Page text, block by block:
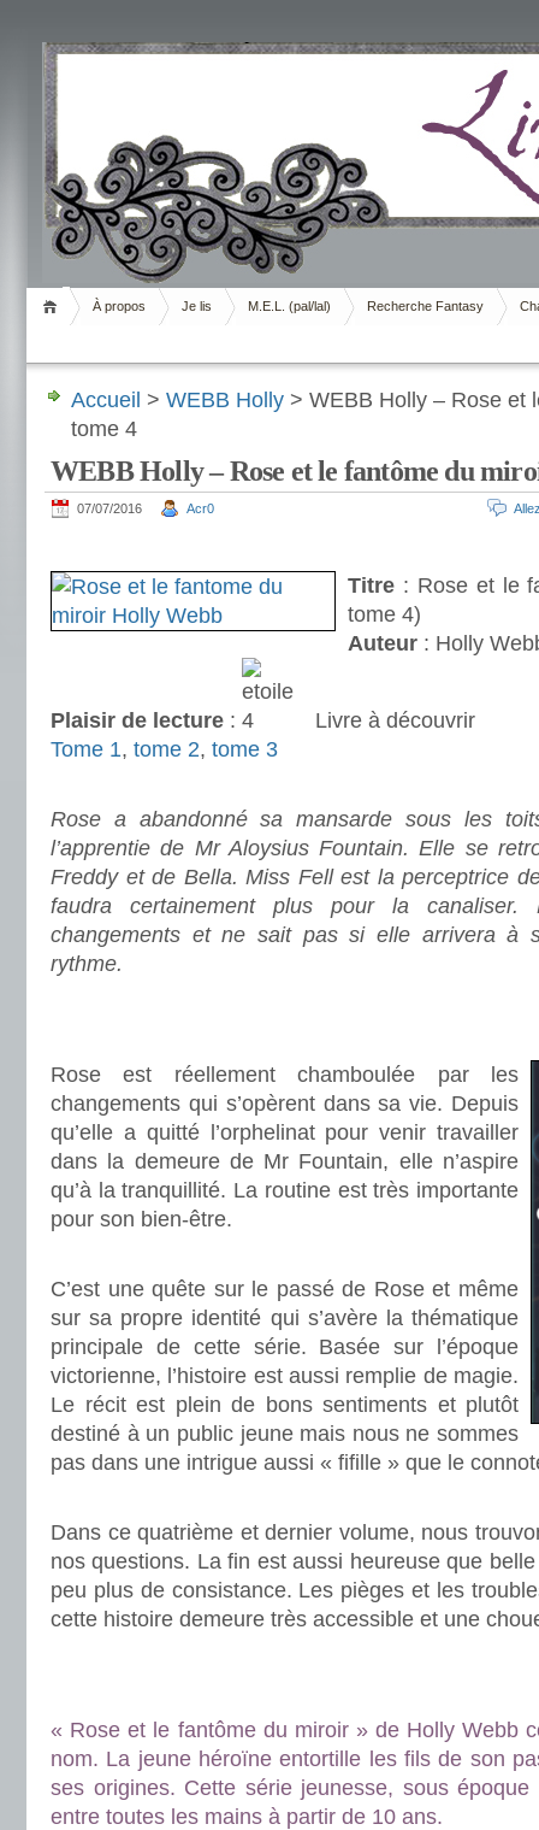
Livrement
À propos Je lis M.E.L. (pal/lal) Recherche Fantasy
Accueil > WEBB Holly > WEBB Holly – Rose et
tome 4
WEBB Holly – Rose et le fantôme du
07/07/2016 Acr0
Titre : Rose et le
tome 4)
Auteur : Holly
Plaisir de lecture :
Livre à découvrir
Tome 1, tome 2, tome 3
Rose a abandonné sa mansarde sous les
l’apprentie de Mr Aloysius Fountain. Elle se
Freddy et de Bella. Miss Fell est la perceptrice
faudra certainement plus pour la
changements et ne sait pas si elle arrivera à
rythme.
Rose est réellement chamboulée par les
changements qui s’opèrent dans sa vie. Depuis
qu’elle a quitté l’orphelinat pour venir travailler
dans la demeure de Mr Fountain, elle n’aspire
qu’à la tranquillité. La routine est très importante
pour son bien-être.
C’est une quête sur le passé de Rose et même
sur sa propre identité qui s’avère la thématique
principale de cette série. Basée sur l’époque
victorienne, l’histoire est aussi remplie de magie.
Le récit est plein de bons sentiments et plutôt
destiné à un public jeune mais nous ne sommes
pas dans une intrigue aussi « fifille » que le
Dans ce quatrième et dernier volume, nous
nos questions. La fin est aussi heureuse que
peu plus de consistance. Les pièges et les
cette histoire demeure très accessible et une
« Rose et le fantôme du miroir » de Holly Webb
nom. La jeune héroïne entortille les fils de son
ses origines. Cette série jeunesse, sous
entre toutes les mains à partir de 10 ans.